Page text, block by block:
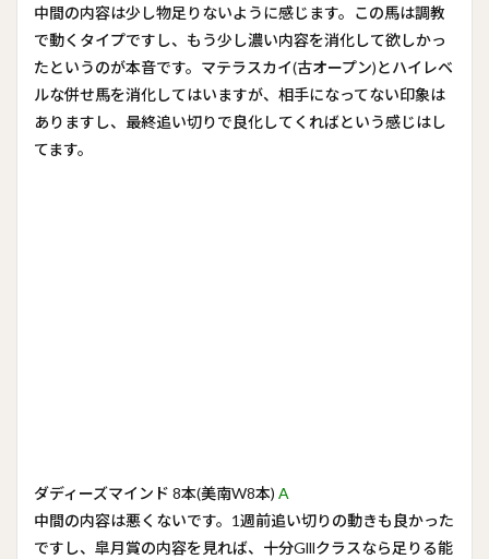
中間の内容は少し物足りないように感じます。この馬は調教
で動くタイプですし、もう少し濃い内容を消化して欲しかっ
たというのが本音です。マテラスカイ(古オープン)とハイレベ
ルな併せ馬を消化してはいますが、相手になってない印象は
ありますし、最終追い切りで良化してくればという感じはし
てます。
ダディーズマインド 8本(美南W8本) A
中間の内容は悪くないです。1週前追い切りの動きも良かった
ですし、皐月賞の内容を見れば、十分Glllクラスなら足りる能